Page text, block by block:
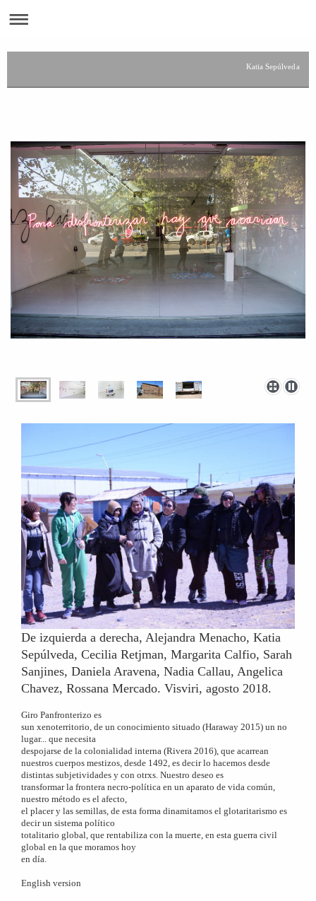
Katia Sepúlveda
De izquierda a derecha, Alejandra Menacho, Katia
Sepúlveda, Cecilia Retjman, Margarita Calfio, Sarah
Sanjines, Daniela Aravena, Nadia Callau, Angelica
Chavez, Rossana Mercado. Visviri, agosto 2018.
Giro Panfronterizo es
sun xenoterritorio, de un conocimiento situado (Haraway 2015) un no
lugar... que necesita
despojarse de la colonialidad interna (Rivera 2016), que acarrean
nuestros cuerpos mestizos, desde 1492, es decir lo hacemos desde
distintas subjetividades y con otrxs. Nuestro deseo es
transformar la frontera necro-política en un aparato de vida común,
nuestro método es el afecto,
el placer y las semillas, de esta forma dinamitamos el glotaritarismo es
decir un sistema político
totalitario global, que rentabiliza con la muerte, en esta guerra civil
global en la que moramos hoy
en día.
English version